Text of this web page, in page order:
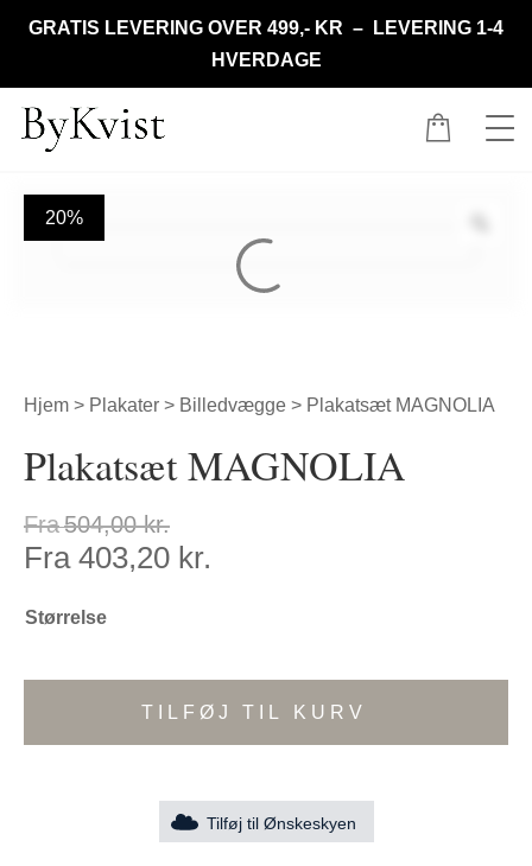
GRATIS LEVERING OVER 499,- KR – LEVERING 1-4
HVERDAGE
20%
Hjem > Plakater > Billedvægge > Plakatsæt MAGNOLIA
Plakatsæt MAGNOLIA
Fra504,00kr.
Fra 403,20 kr.
Størrelse
TILFØJ TIL KURV
Tilføj til Ønskeskyen